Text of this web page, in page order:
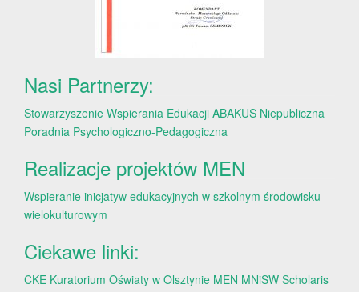
Nasi Partnerzy:
Stowarzyszenie Wspierania Edukacji ABAKUS Niepubliczna
Poradnia Psychologiczno-Pedagogiczna
Realizacje projektów MEN
Wspieranie inicjatyw edukacyjnych w szkolnym środowisku
wielokulturowym
Ciekawe linki:
CKE Kuratorium Oświaty w Olsztynie MEN MNiSW Scholaris